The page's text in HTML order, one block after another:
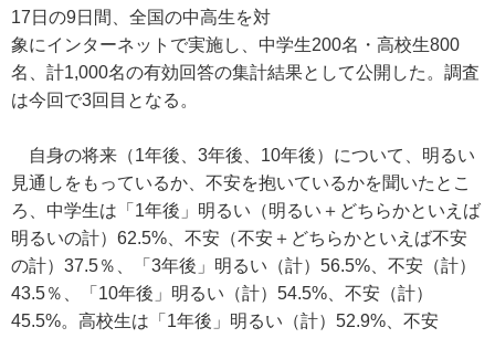
17日の9日間、全国の中高生を対
象にインターネットで実施し、中学生200名・高校生800
名、計1,000名の有効回答の集計結果として公開した。調査
は今回で3回目となる。
自身の将来（1年後、3年後、10年後）について、明るい
見通しをもっているか、不安を抱いているかを聞いたとこ
ろ、中学生は「1年後」明るい（明るい＋どちらかといえば
明るいの計）62.5%、不安（不安＋どちらかといえば不安
の計）37.5％、「3年後」明るい（計）56.5%、不安（計）
43.5％、「10年後」明るい（計）54.5%、不安（計）
45.5%。高校生は「1年後」明るい（計）52.9%、不安